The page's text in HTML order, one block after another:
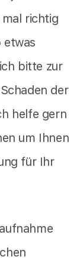
richtig
etwas
bitte zur
der
helfe gern
um Ihnen
für Ihr